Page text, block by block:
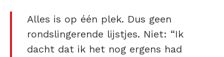
Alles is op één plek. Dus geen
rondslingerende lijstjes. Niet: “Ik
dacht dat ik het nog ergens had